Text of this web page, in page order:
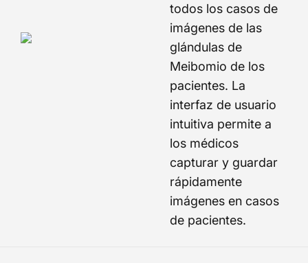
todos los casos de
imágenes de las
glándulas de
Meibomio de los
pacientes. La
interfaz de usuario
intuitiva permite a
los médicos
capturar y guardar
rápidamente
imágenes en casos
de pacientes.